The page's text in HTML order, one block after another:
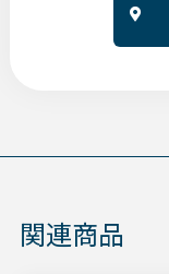
関連商品